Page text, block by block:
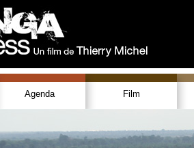
Agenda Film